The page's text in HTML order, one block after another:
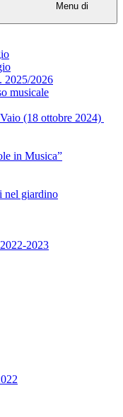
Menu di
2025/2026
musicale
(18 ottobre 2024)
in Musica”
nel giardino
2023